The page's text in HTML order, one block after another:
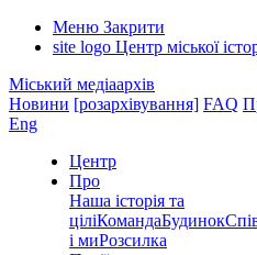
Меню Закрити
site logo Центр міської
Міський медіаархів
Новини [розархівування] FAQ
Eng
Центр
Про
Наша історія та
ціліКомандаБудинок
і миРозсилка